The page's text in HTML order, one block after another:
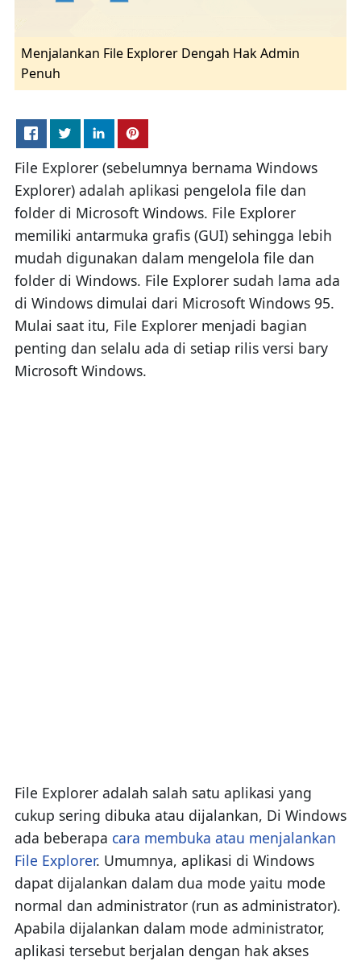
Menjalankan File Explorer Dengah Hak Admin
Penuh
File Explorer (sebelumnya bernama Windows
Explorer) adalah aplikasi pengelola file dan
folder di Microsoft Windows. File Explorer
memiliki antarmuka grafis (GUI) sehingga lebih
mudah digunakan dalam mengelola file dan
folder di Windows. File Explorer sudah lama ada
di Windows dimulai dari Microsoft Windows 95.
Mulai saat itu, File Explorer menjadi bagian
penting dan selalu ada di setiap rilis versi bary
Microsoft Windows.
File Explorer adalah salah satu aplikasi yang
cukup sering dibuka atau dijalankan, Di Windows
ada beberapa cara membuka atau menjalankan
File Explorer. Umumnya, aplikasi di Windows
dapat dijalankan dalam dua mode yaitu mode
normal dan administrator (run as administrator).
Apabila dijalankan dalam mode administrator,
aplikasi tersebut berjalan dengan hak akses